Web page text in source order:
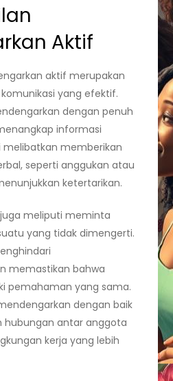
Aktif
aktif merupakan
yang efektif.
dengan penuh
informasi
melibatkan memberikan
seperti anggukan atau
ketertarikan.
meliputi meminta
yang tidak dimengerti.
memastikan bahwa
pemahaman yang sama.
dengan baik
hubungan antar anggota
kerja yang lebih